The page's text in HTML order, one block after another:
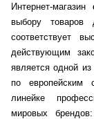
Интернет-магазин
выбору товаров
соответствует
действующим
является одной
по европейским
линейке
мировых